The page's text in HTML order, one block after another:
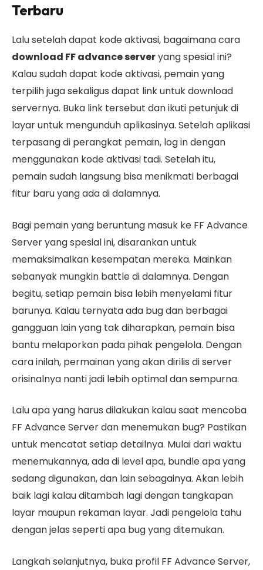
Terbaru
Lalu setelah dapat kode aktivasi, bagaimana cara
download FF advance serveryang spesial ini?
Kalau sudah dapat kode aktivasi, pemain yang
terpilih juga sekaligus dapat link untuk download
servernya. Buka link tersebut dan ikuti petunjuk di
layar untuk mengunduh aplikasinya. Setelah aplikasi
terpasang di perangkat pemain, log in dengan
menggunakan kode aktivasi tadi. Setelah itu,
pemain sudah langsung bisa menikmati berbagai
fitur baru yang ada di dalamnya.
Bagi pemain yang beruntung masuk ke FF Advance
Server yang spesial ini, disarankan untuk
memaksimalkan kesempatan mereka. Mainkan
sebanyak mungkin battle di dalamnya. Dengan
begitu, setiap pemain bisa lebih menyelami fitur
barunya. Kalau ternyata ada bug dan berbagai
gangguan lain yang tak diharapkan, pemain bisa
bantu melaporkan pada pihak pengelola. Dengan
cara inilah, permainan yang akan dirilis di server
orisinalnya nanti jadi lebih optimal dan sempurna.
Lalu apa yang harus dilakukan kalau saat mencoba
FF Advance Server dan menemukan bug? Pastikan
untuk mencatat setiap detailnya. Mulai dari waktu
menemukannya, ada di level apa, bundle apa yang
sedang digunakan, dan lain sebagainya. Akan lebih
baik lagi kalau ditambah lagi dengan tangkapan
layar maupun rekaman layar. Jadi pengelola tahu
dengan jelas seperti apa bug yang ditemukan.
Langkah selanjutnya, buka profil FF Advance Server,